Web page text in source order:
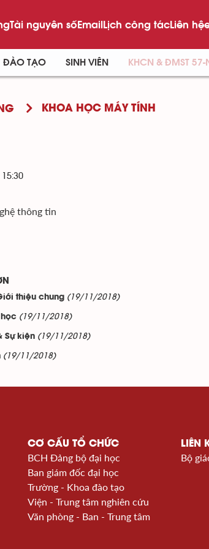
Tài nguyên sốEmailLịch công tácLiên hệ
ĐÀO TẠO SINH VIÊN KHCN & ĐMST 57-
KHOA HỌC MÁY TÍNH
thông tin
thiệu chung (19/11/2018)
học (19/11/2018)
Sự kiện (19/11/2018)
(19/11/2018)
CƠ CẤU TỔ CHỨC
BCH Đảng bộ đại học
Ban giám đốc đại học
Trường - Khoa đào tạo
Viện - Trung tâm nghiên cứu
Văn phòng - Ban - Trung tâm
LIÊN
Bộ